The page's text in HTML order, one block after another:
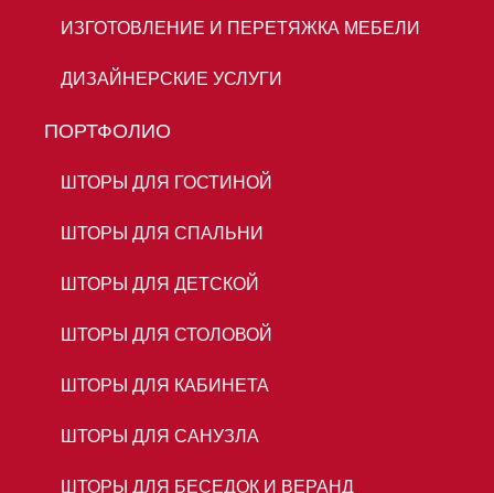
ИЗГОТОВЛЕНИЕ И ПЕРЕТЯЖКА МЕБЕЛИ
ДИЗАЙНЕРСКИЕ УСЛУГИ
ПОРТФОЛИО
ШТОРЫ ДЛЯ ГОСТИНОЙ
ШТОРЫ ДЛЯ СПАЛЬНИ
ШТОРЫ ДЛЯ ДЕТСКОЙ
ШТОРЫ ДЛЯ СТОЛОВОЙ
ШТОРЫ ДЛЯ КАБИНЕТА
ШТОРЫ ДЛЯ САНУЗЛА
ШТОРЫ ДЛЯ БЕСЕДОК И ВЕРАНД